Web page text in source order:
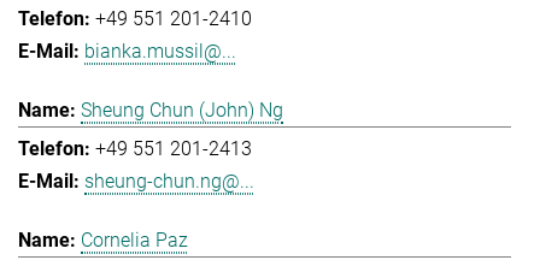
+49 551 201-2410
bianka.mussil@...
Sheung Chun (John) Ng
+49 551 201-2413
sheung-chun.ng@...
Cornelia Paz